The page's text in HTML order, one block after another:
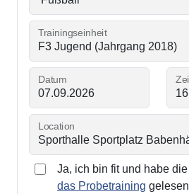
Trainingseinheit
Datum
Location
Ja, ich bin fit und habe die
das Probetraining